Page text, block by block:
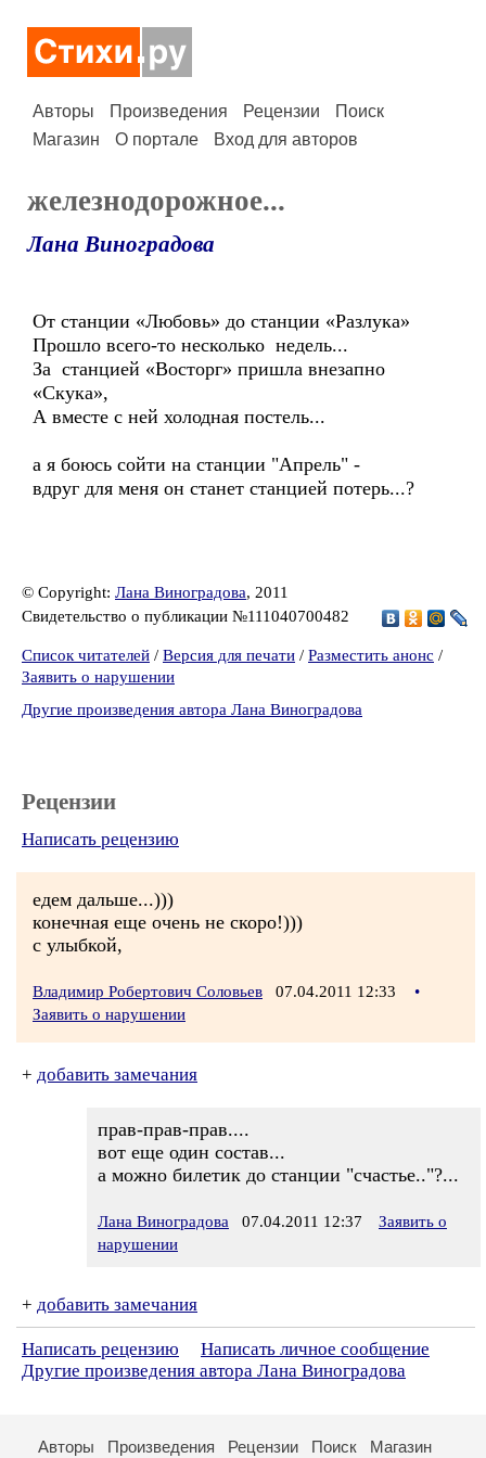
Авторы Произведения Рецензии
Поиск
Магазин
О портале Вход для авторов
железнодорожное...
Лана Виноградова
От станции «Любовь» до станции «Разлука»
Прошло всего-то несколько недель...
За станцией «Восторг» пришла внезапно
«Скука»,
А вместе с ней холодная постель...
а я боюсь сойти на станции "Апрель" -
вдруг для меня он станет станцией потерь...?
© Copyright: Лана Виноградова, 2011
Свидетельство о публикации №111040700482
Список читателей / Версия для печати / Разместить анонс /
Заявить о нарушении
Другие произведения автора Лана Виноградова
Рецензии
Написать рецензию
едем дальше...)))
конечная еще очень не скоро!)))
с улыбкой,
Владимир Робертович Соловьев 07.04.2011 12:33
•
Заявить о нарушении
+ добавить замечания
прав-прав-прав....
вот еще один состав...
а можно билетик до станции "счастье.."?...
Лана Виноградова 07.04.2011 12:37
Заявить о
нарушении
+ добавить замечания
Написать рецензию
Написать личное сообщение
Другие произведения автора Лана Виноградова
Авторы Произведения Рецензии Поиск Магазин